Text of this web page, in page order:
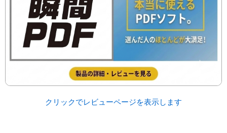
クリックでレビューページを表示します